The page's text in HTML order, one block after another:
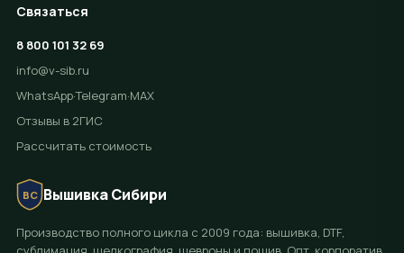
ВС Вышивка Сибири
Производство полного цикла с 2009 года: вышивка, DTF,
Связаться
8 800 101 32 69
info@v-sib.ru
WhatsApp·Telegram·MAX
Отзывы в 2ГИС
Рассчитать стоимость